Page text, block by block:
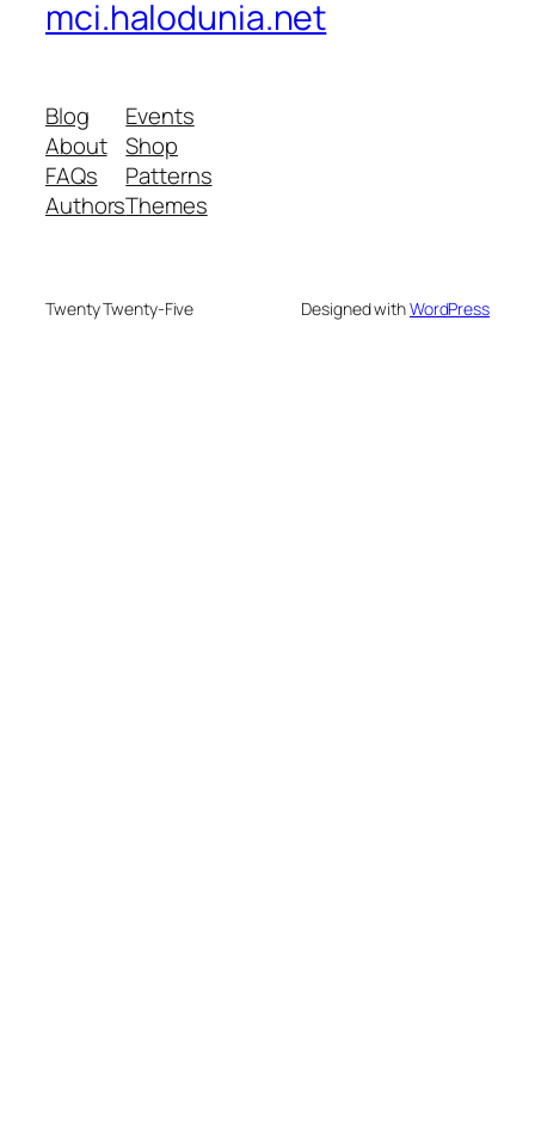
mci.halodunia.net
Blog
About
FAQs
Authors
Events
Shop
Patterns
Themes
Twenty Twenty-Five Designed withWordPress